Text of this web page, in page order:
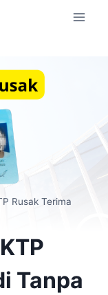
Rusak Terima
Tanpa